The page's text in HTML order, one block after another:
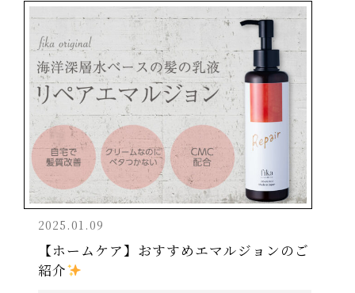
2025.01.09
【ホームケア】おすすめエマルジョンのご
紹介